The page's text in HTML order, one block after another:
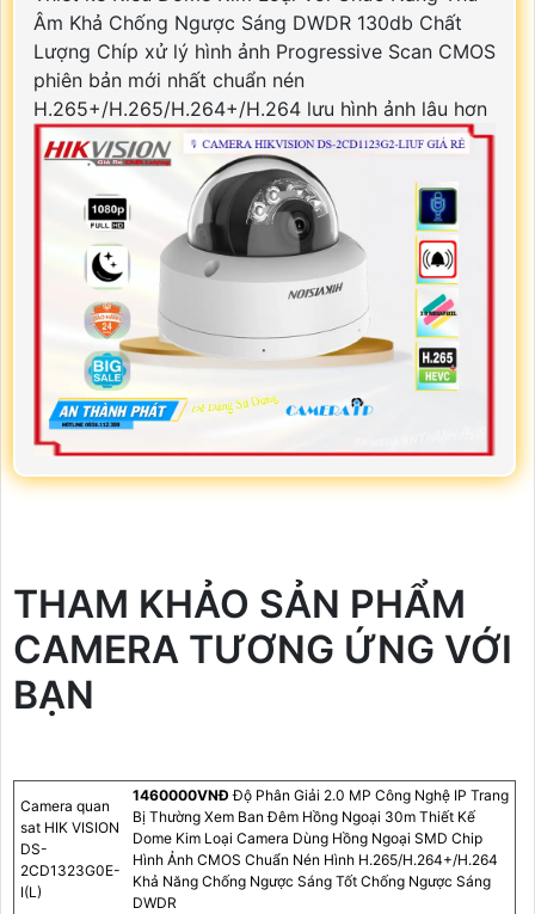
Âm Khả Chống Ngược Sáng DWDR 130db Chất
Lượng Chíp xử lý hình ảnh Progressive Scan CMOS
phiên bản mới nhất chuẩn nén
H.265+/H.265/H.264+/H.264 lưu hình ảnh lâu hơn
THAM KHẢO SẢN PHẨM
CAMERA TƯƠNG ỨNG VỚI
BẠN
Camera quan
sat HIK VISION
DS-
2CD1323G0E-
I(L)
1460000VNÐ Độ Phân Giải 2.0 MP Công Nghệ IP Trang
Bị Thường Xem Ban Đêm Hồng Ngoại 30m Thiết Kế
Dome Kim Loại Camera Dùng Hồng Ngoại SMD Chip
Hình Ảnh CMOS Chuẩn Nén Hình H.265/H.264+/H.264
Khả Năng Chống Ngược Sáng Tốt Chống Ngược Sáng
DWDR